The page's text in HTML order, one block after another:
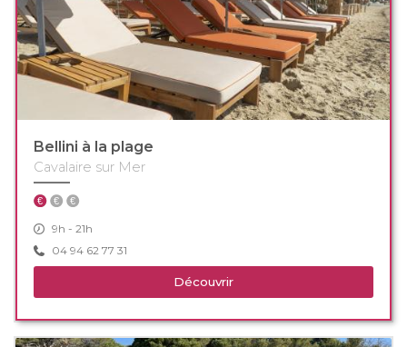
Bellini à la plage
Cavalaire sur Mer
9h - 21h
04 94 62 77 31
Découvrir